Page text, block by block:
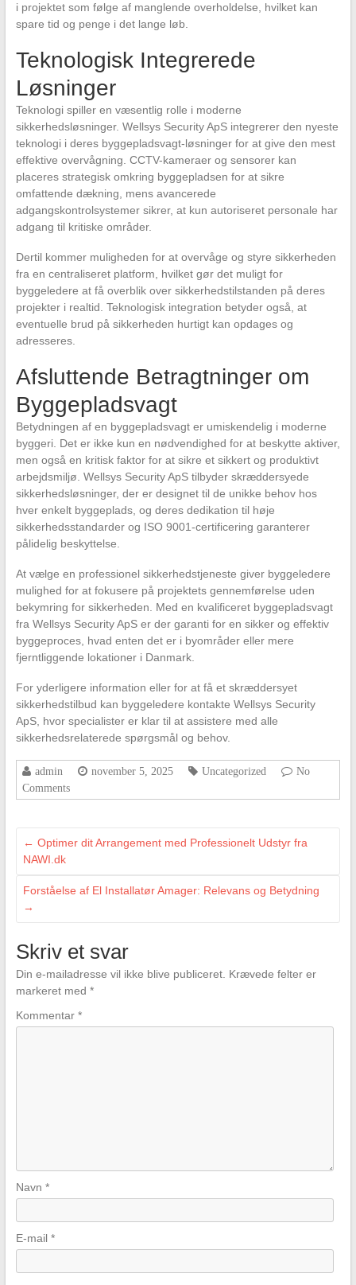
i projektet som følge af manglende overholdelse, hvilket kan
spare tid og penge i det lange løb.
Teknologisk Integrerede
Løsninger
Teknologi spiller en væsentlig rolle i moderne
sikkerhedsløsninger. Wellsys Security ApS integrerer den nyeste
teknologi i deres byggepladsvagt-løsninger for at give den mest
effektive overvågning. CCTV-kameraer og sensorer kan
placeres strategisk omkring byggepladsen for at sikre
omfattende dækning, mens avancerede
adgangskontrolsystemer sikrer, at kun autoriseret personale har
adgang til kritiske områder.
Dertil kommer muligheden for at overvåge og styre sikkerheden
fra en centraliseret platform, hvilket gør det muligt for
byggeledere at få overblik over sikkerhedstilstanden på deres
projekter i realtid. Teknologisk integration betyder også, at
eventuelle brud på sikkerheden hurtigt kan opdages og
adresseres.
Afsluttende Betragtninger om
Byggepladsvagt
Betydningen af en byggepladsvagt er umiskendelig i moderne
byggeri. Det er ikke kun en nødvendighed for at beskytte aktiver,
men også en kritisk faktor for at sikre et sikkert og produktivt
arbejdsmiljø. Wellsys Security ApS tilbyder skræddersyede
sikkerhedsløsninger, der er designet til de unikke behov hos
hver enkelt byggeplads, og deres dedikation til høje
sikkerhedsstandarder og ISO 9001-certificering garanterer
pålidelig beskyttelse.
At vælge en professionel sikkerhedstjeneste giver byggeledere
mulighed for at fokusere på projektets gennemførelse uden
bekymring for sikkerheden. Med en kvalificeret byggepladsvagt
fra Wellsys Security ApS er der garanti for en sikker og effektiv
byggeproces, hvad enten det er i byområder eller mere
fjerntliggende lokationer i Danmark.
For yderligere information eller for at få et skræddersyet
sikkerhedstilbud kan byggeledere kontakte Wellsys Security
ApS, hvor specialister er klar til at assistere med alle
sikkerhedsrelaterede spørgsmål og behov.
admin november 5, 2025 Uncategorized
No
Comments
← Optimer dit Arrangement med Professionelt Udstyr fra
NAWI.dk
Forståelse af El Installatør Amager: Relevans og Betydning
→
Skriv et svar
Din e-mailadresse vil ikke blive publiceret. Krævede felter er
markeret med *
Kommentar *
Navn *
E-mail *